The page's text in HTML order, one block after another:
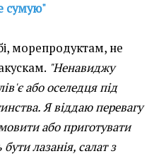
сумую"
морепродуктам, не
"Ненавиджу
або оселедця під
Я віддаю перевагу
або приготувати
лазанія, салат з